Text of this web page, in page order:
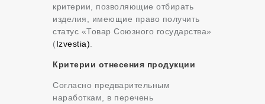
критерии, позволяющие отбирать
изделия, имеющие право получить
статус «Товар Союзного государства»
(Izvestia)
Критерии отнесения продукции
Согласно предварительным
наработкам, в перечень